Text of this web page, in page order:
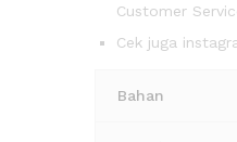
Customer
Cek juga
Bahan